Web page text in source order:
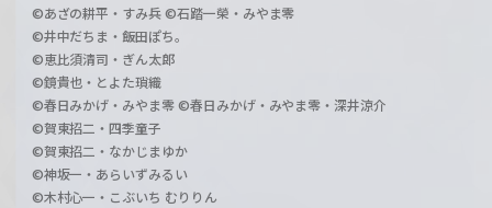
©あざの耕平・すみ兵 ©石踏一榮・みやま零
©井中だちま・飯田ぽち。
©恵比須清司・ぎん太郎
©鏡貴也・とよた瑣織
©春日みかげ・みやま零 ©春日みかげ・みやま零・深井涼介
©賀東招二・四季童子
©賀東招二・なかじまゆか
©神坂一・あらいずみるい
©木村心一・こぶいち むりりん